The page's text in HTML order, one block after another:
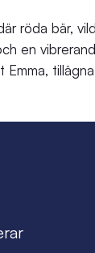
röda bär,
en